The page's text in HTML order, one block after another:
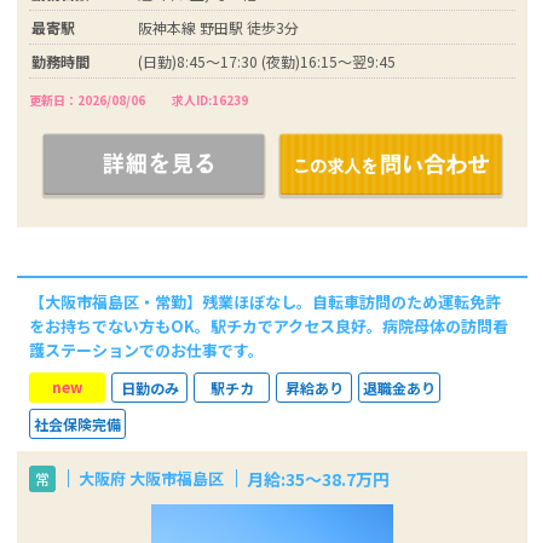
最寄駅
阪神本線 野田駅 徒歩3分
勤務時間
(日勤)8:45～17:30 (夜勤)16:15～翌9:45
更新日：2026/08/06 求人ID:16239
【大阪市福島区・常勤】残業ほぼなし。自転車訪問のため運転免許
をお持ちでない方もOK。駅チカでアクセス良好。病院母体の訪問看
護ステーションでのお仕事です。
new 日勤のみ 駅チカ 昇給あり
退職金あり
社会保険完備
常 大阪府 大阪市福島区 月給:35～38.7万円